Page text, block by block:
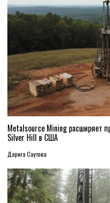
Metalsource Mining расширяет
Silver Hill в США
Дарига Саутова